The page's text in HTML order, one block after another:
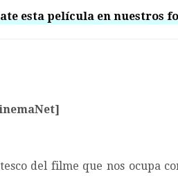
esta película en nuestros
del filme que nos ocupa